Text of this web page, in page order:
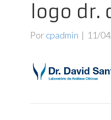
logo dr.
Por cpadmin | 11/